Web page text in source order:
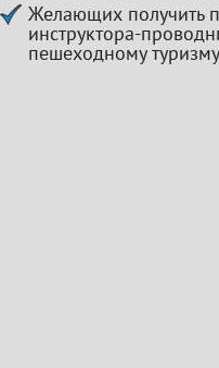
Желающих получить
инструктора-
пешеходному